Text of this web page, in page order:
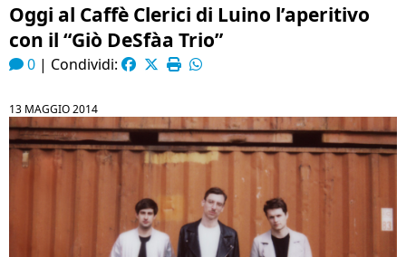
Oggi al Caffè Clerici di Luino l’aperitivo
con il “Giò DeSfàa Trio”
0 | Condividi:
13 MAGGIO 2014